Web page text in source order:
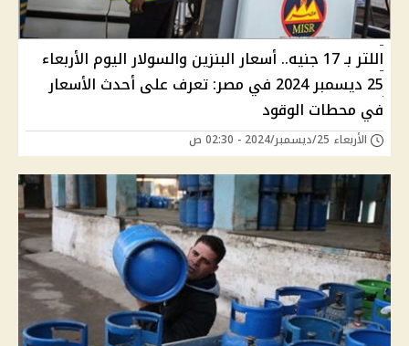
اللتر بـ 17 جنيه.. أسعار البنزين والسولار اليوم الأربعاء
25 ديسمبر 2024 في مصر: تعرف على أحدث الأسعار
في محطات الوقود
الأربعاء 25/ديسمبر/2024 - 02:30 ص